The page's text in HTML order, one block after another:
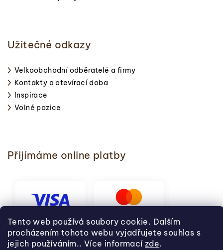
Tento web používá soubory cookie. Dalším
procházením tohoto webu vyjadřujete souhlas s
jejich používáním.. Více informací zde.
Užitečné odkazy
Velkoobchodní odběratelé a firmy
Kontakty a otevírací doba
Inspirace
Volné pozice
Přijímáme online platby